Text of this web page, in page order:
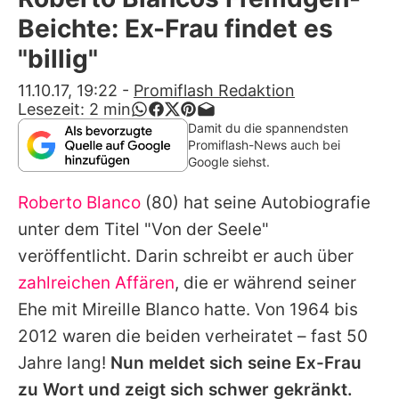
Alle Themen auf Promiflash
App runterladen
Team
Redaktionelle Richtlinien
Impressum
Datenschutzerklärung
Nutzungsbedingungen
Utiq verwalten
Beichte: Ex-Frau findet es
"billig"
11.10.17, 19:22 - Promiflash Redaktion
Lesezeit: 2 min
Damit du die spannendsten
Promiflash-News auch bei
Google siehst.
Roberto Blanco (80) hat seine Autobiografie
unter dem Titel "Von der Seele"
veröffentlicht. Darin schreibt er auch über
zahlreichen Affären, die er während seiner
Ehe mit Mireille Blanco hatte. Von 1964 bis
2012 waren die beiden verheiratet – fast 50
Jahre lang! Nun meldet sich seine Ex-Frau
zu Wort und zeigt sich schwer gekränkt.